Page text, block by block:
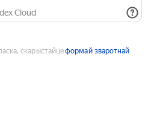
Cloud
скарыстайцеформай зваротнай